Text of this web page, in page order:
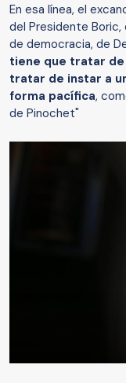
En esa línea, el
del Presidente
de democracia, de
tiene que tratar
tratar de instar a
forma pacífica,
de Pinochet"